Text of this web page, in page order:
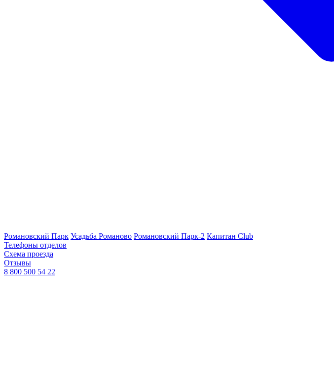
Романовский Парк Усадьба Романово Романовский Парк-2 Капитан Club
Телефоны отделов
Схема проезда
Отзывы
8 800 500 54 22